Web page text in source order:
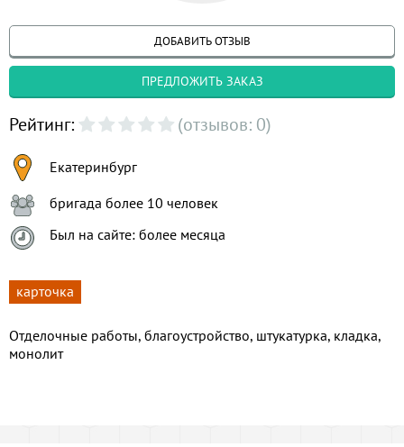
ДОБАВИТЬ ОТЗЫВ
ПРЕДЛОЖИТЬ ЗАКАЗ
Рейтинг: (отзывов: 0)
Екатеринбург
бригада более 10 человек
Был на сайте: более месяца
карточка
Отделочные работы, благоустройство, штукатурка, кладка,
монолит